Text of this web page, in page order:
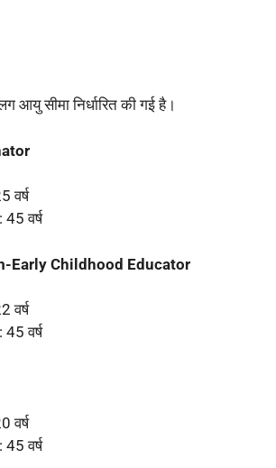
सीमा निर्धारित की गई है।
वर्ष
वर्ष
Early Childhood Educator
वर्ष
वर्ष
वर्ष
वर्ष